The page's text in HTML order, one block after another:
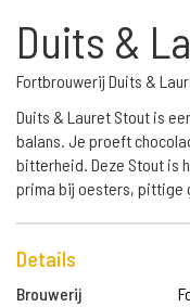
Duits &
Fortbrouwerij Duits &
Duits & Lauret Stout is
balans. Je proeft
bitterheid. Deze Stout is
prima bij oesters, pittige
Details
Brouwerij